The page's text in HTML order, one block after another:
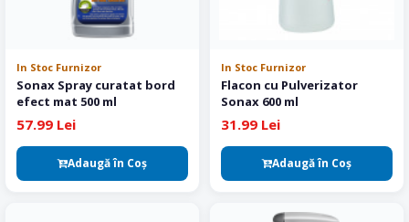
In Stoc Furnizor
Sonax Spray curatat bord
efect mat 500 ml
57.99 Lei
Adaugă în Coş
In Stoc Furnizor
Flacon cu Pulverizator
Sonax 600 ml
31.99 Lei
Adaugă în Coş